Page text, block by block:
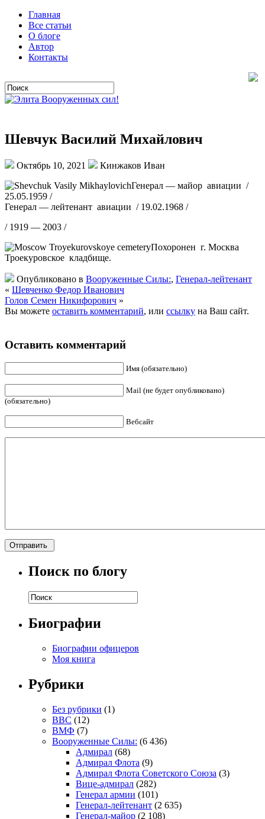
Главная
Все статьи
О блоге
Автор
Контакты
Шевчук Василий Михайлович
Октябрь 10, 2021
Кинжаков Иван
Генерал — майор авиации /
25.05.1959 /
Генерал — лейтенант авиации / 19.02.1968 /
/ 1919 — 2003 /
Похоронен г. Москва
Троекуровское кладбище.
Опубликовано в Вооруженные Силы:, Генерал-лейтенант
« Шевченко Федор Иванович
Голов Семен Никифорович »
Вы можете оставить комментарий, или ссылку на Ваш сайт.
Оставить комментарий
Имя (обязательно)
Mail (не будет опубликовано)
(обязательно)
Вебсайт
Поиск по блогу
Биографии
Биографии офицеров
Моя книга
Рубрики
Без рубрики (1)
ВВС (12)
ВМФ (7)
Вооруженные Силы: (6 436)
Адмирал (68)
Адмирал Флота (9)
Адмирал Флота Советского Союза (3)
Вице-адмирал (282)
Генерал армии (101)
Генерал-лейтенант (2 635)
Генерал-майор (2 108)